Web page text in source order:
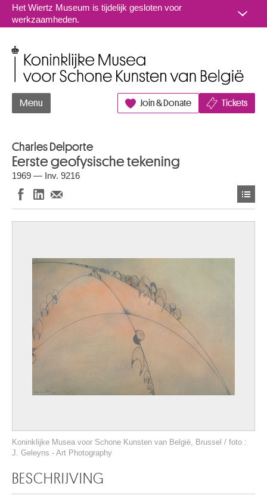
Naar inhoud
Het Wiertz Museum is tijdelijk gesloten voor
werkzaamheden.
Menu Join & Donate Tickets
Charles Delporte
Eerste geofysische tekening
1969 — Inv. 9216
Koninklijke Musea voor Schone Kunsten van België, Brussel / foto :
J. Geleyns - Art Photography
BESCHRIJVING